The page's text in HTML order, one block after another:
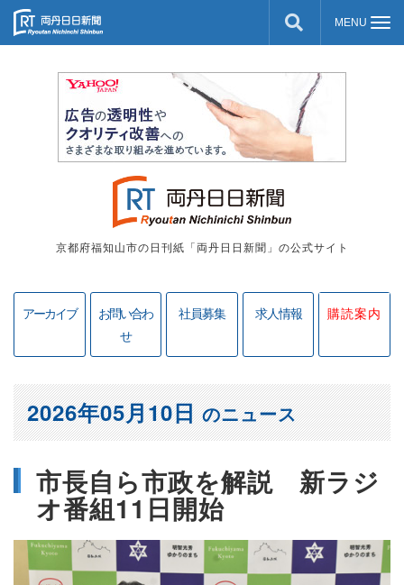
京都府福知山市の日刊紙「両丹日日新聞」の公式サイト
アーカイブ
お問い合わ
せ
社員募集 求人情報 購読案内
市長自ら市政を解説 新ラジ
オ番組11日開始
2026年05月10日のニュース